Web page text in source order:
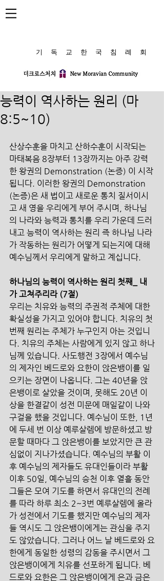
​기 독 교 한 국 침 례 회
능력이 역사하는 원리 (마
8:5~10)
산상수훈을 마치고 산하수훈이 시작되는
마태복음 8장부터 13장까지는 아주 강력
한 왕권의 Demonstration (논증) 이 시작
됩니다. 이러한 왕권의 Demonstration
(논증)은 새 법이고 새로운 통치 질서이시
고 새 영을 우리에게 부어 주시며, 하나님
의 나라와 능력과 통치를 우리 가운데 드러
내고 능력이 역사하는 원리 즉 하나님 나라
가 작동하는 원리가 어떻게 되는지에 대해
예수님께서 우리에게 말하고 계십니다.
하나님의 능력이 역사하는 원리 첫째_ 내
가 고쳐주리라 (7절)
우리는 치유와 능력의 주권적 주체에 대한
확실성을 가지고 있어야 합니다. 치유의 첫
번째 원리는 주체가 누구인지 아는 것입니
다. 치유의 주체는 사람에게 있지 않고 하나
님께 있습니다. 사도행전 3장에서 예수님
의 제자인 베드로와 요한이 앉은뱅이를 일
으키는 장면이 나옵니다. 그는 40년을 앉
은뱅이로 살았을 것이며, 못해도 20년 이
상을 한결같이 성전 미문에 매일같이 나와
구걸을 했을 것입니다. 예수님이 또한, 1년
에 두세 번 이상 예루살렘에 방문하셨고 방
문할 때마다 그 앉은뱅이를 보았지만 큰 관
심없이 지나가셨습니다. 예수님의 부활 이
후 예수님의 제자들도 유대인들이라 부활
이후 50일, 예수님의 승천 이후 열흘 동안
그들은 모여 기도를 하면서 유대인의 전례
를 따라 하루 최소 2~3번 예루살렘에 올라
가 성전에서 기도를 했지만 예수님의 제자
들 역시도 그 앉은뱅이에게는 관심을 주지
도 않았습니다. 그러나 어느 날 베드로와 요
한에게 동일한 성령의 감동을 주시면서 그
앉은뱅이에게 치유를 선포하게 됩니다. 베
드로와 요한은 그 앉은뱅이에게 은과 금은